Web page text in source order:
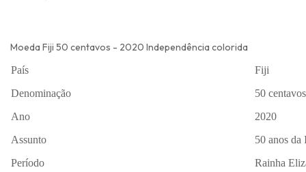
Moeda Fiji 50 centavos - 2020 Independência colorida
País
Fiji
Denominação
50 centavos
Ano
2020
Assunto
50 anos da
Período
Rainha